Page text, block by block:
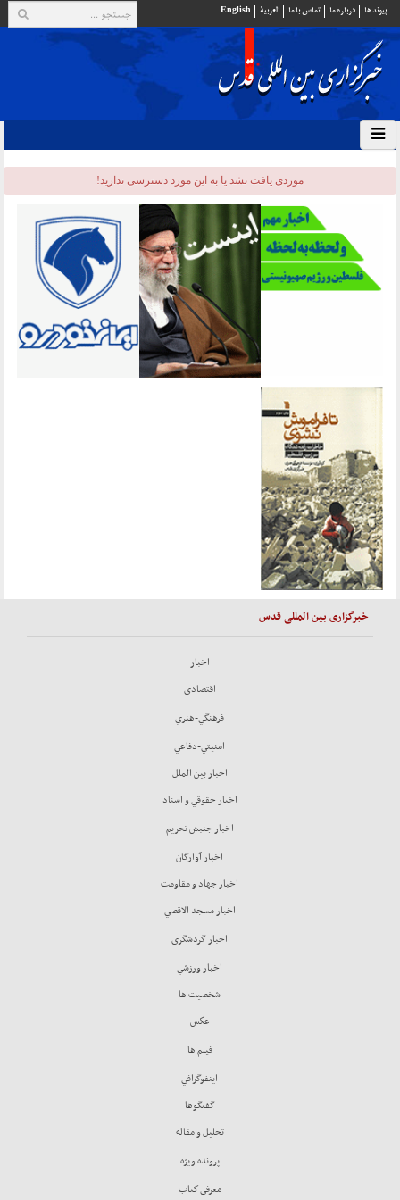
پيوند ها درباره ما تماس با ما العربية English
موردی يافت نشد یا به این مورد دسترسی ندارید!
خبرگزاری بین المللی قدس
اخبار
اقتصادي
فرهنگي-هنري
امنيتي-دفاعي
اخبار بين الملل
اخبار حقوقي و اسناد
اخبار جنبش تحريم
اخبار آوارگان
اخبار جهاد و مقاومت
اخبار مسجد الاقصي
اخبار گردشگري
اخبار ورزشي
شخصيت ها
عكس
فيلم ها
اينفوگرافي
گفتگوها
تحليل و مقاله
پرونده ويژه
معرفي كتاب